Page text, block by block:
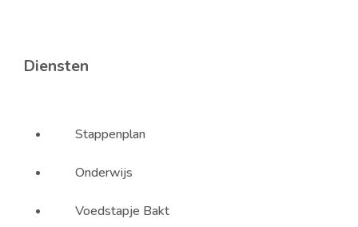
Diensten
Stappenplan
Onderwijs
Voedstapje Bakt